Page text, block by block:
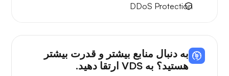
DDoS Protection
به دنبال منابع بیشتر و قدرت بیشتر
هستید؟ به VDS ارتقا دهید.